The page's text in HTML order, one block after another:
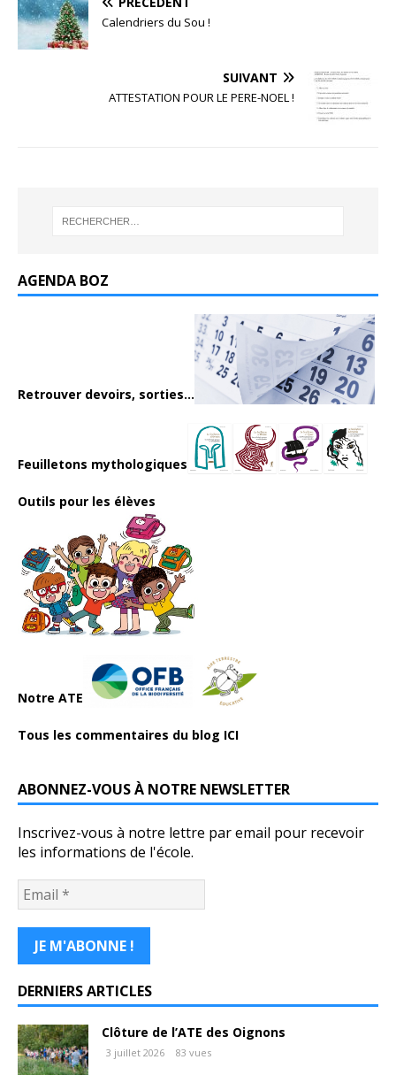
Calendriers du Sou !
SUIVANT
ATTESTATION POUR LE PERE-NOEL !
AGENDA BOZ
Retrouver devoirs, sorties...
Feuilletons mythologiques
Outils pour les élèves
Notre ATE
Tous les commentaires du blog ICI
ABONNEZ-VOUS À NOTRE NEWSLETTER
Inscrivez-vous à notre lettre par email pour recevoir
les informations de l'école.
DERNIERS ARTICLES
Clôture de l’ATE des Oignons
3 juillet 2026 83 vues